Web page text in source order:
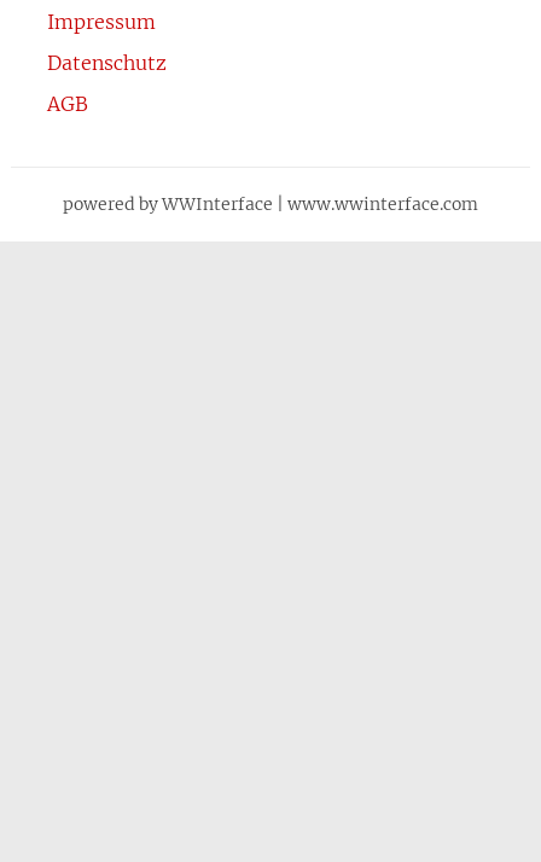
Impressum
Datenschutz
AGB
powered by WWInterface | www.wwinterface.com